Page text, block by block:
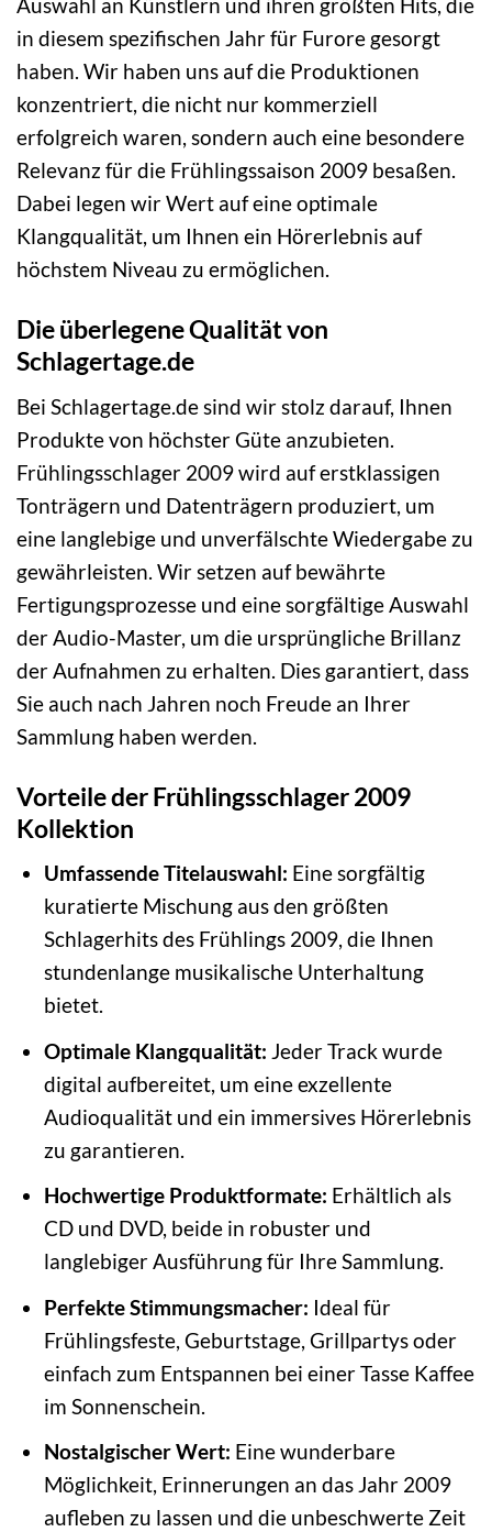
Auswahl an Künstlern und ihren größten Hits, die
in diesem spezifischen Jahr für Furore gesorgt
haben. Wir haben uns auf die Produktionen
konzentriert, die nicht nur kommerziell
erfolgreich waren, sondern auch eine besondere
Relevanz für die Frühlingssaison 2009 besaßen.
Dabei legen wir Wert auf eine optimale
Klangqualität, um Ihnen ein Hörerlebnis auf
höchstem Niveau zu ermöglichen.
Die überlegene Qualität von
Schlagertage.de
Bei Schlagertage.de sind wir stolz darauf, Ihnen
Produkte von höchster Güte anzubieten.
Frühlingsschlager 2009 wird auf erstklassigen
Tonträgern und Datenträgern produziert, um
eine langlebige und unverfälschte Wiedergabe zu
gewährleisten. Wir setzen auf bewährte
Fertigungsprozesse und eine sorgfältige Auswahl
der Audio-Master, um die ursprüngliche Brillanz
der Aufnahmen zu erhalten. Dies garantiert, dass
Sie auch nach Jahren noch Freude an Ihrer
Sammlung haben werden.
Vorteile der Frühlingsschlager 2009
Kollektion
Umfassende Titelauswahl: Eine sorgfältig
kuratierte Mischung aus den größten
Schlagerhits des Frühlings 2009, die Ihnen
stundenlange musikalische Unterhaltung
bietet.
Optimale Klangqualität: Jeder Track wurde
digital aufbereitet, um eine exzellente
Audioqualität und ein immersives Hörerlebnis
zu garantieren.
Hochwertige Produktformate: Erhältlich als
CD und DVD, beide in robuster und
langlebiger Ausführung für Ihre Sammlung.
Perfekte Stimmungsmacher: Ideal für
Frühlingsfeste, Geburtstage, Grillpartys oder
einfach zum Entspannen bei einer Tasse Kaffee
im Sonnenschein.
Nostalgischer Wert: Eine wunderbare
Möglichkeit, Erinnerungen an das Jahr 2009
aufleben zu lassen und die unbeschwerte Zeit